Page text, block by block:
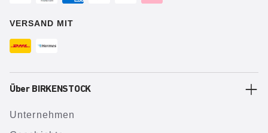
VERSAND MIT
Über BIRKENSTOCK
Unternehmen